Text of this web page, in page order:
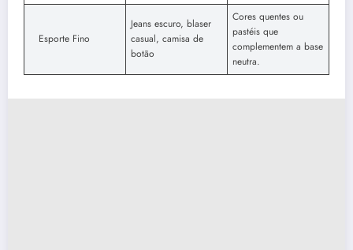
Esporte Fino
Jeans escuro, blaser
casual, camisa de
botão
Cores quentes ou
pastéis que
complementem a base
neutra.